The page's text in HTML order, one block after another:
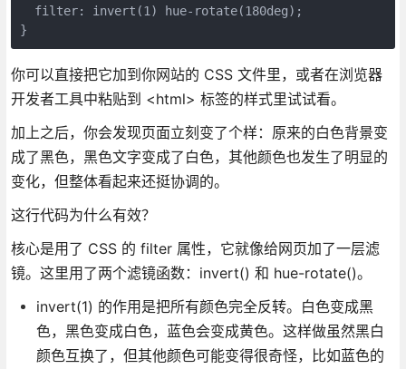
  filter: invert(1) hue-rotate(180deg);
}
你可以直接把它加到你网站的 CSS 文件里，或者在浏览器
开发者工具中粘贴到 <html> 标签的样式里试试看。
加上之后，你会发现页面立刻变了个样：原来的白色背景变
成了黑色，黑色文字变成了白色，其他颜色也发生了明显的
变化，但整体看起来还挺协调的。
这行代码为什么有效？
核心是用了 CSS 的 filter 属性，它就像给网页加了一层滤
镜。这里用了两个滤镜函数：invert() 和 hue-rotate()。
invert(1) 的作用是把所有颜色完全反转。白色变成黑
色，黑色变成白色，蓝色会变成黄色。这样做虽然黑白
颜色互换了，但其他颜色可能变得很奇怪，比如蓝色的